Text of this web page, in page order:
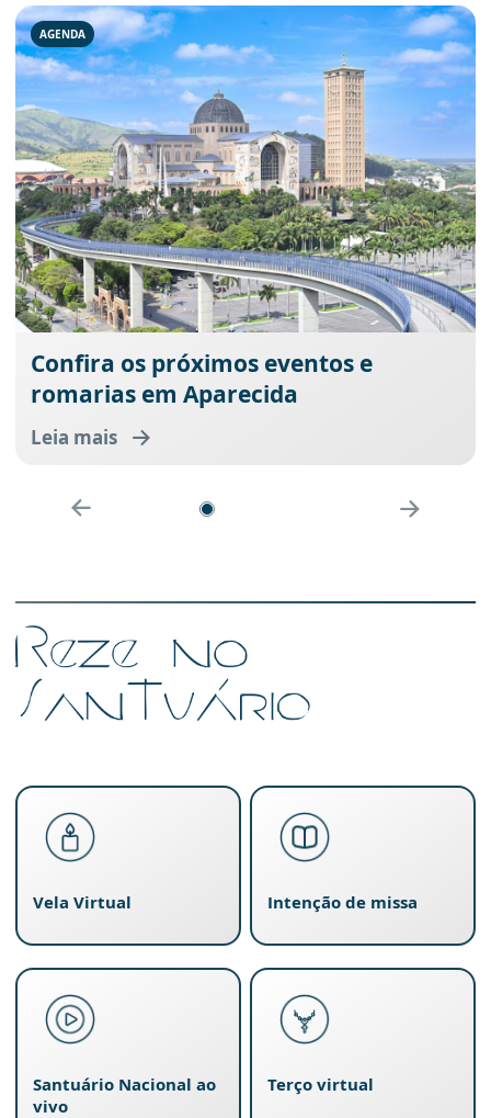
AGENDA
Confira os próximos eventos e
romarias em Aparecida
Leia mais
Vela Virtual Intenção de missa
Santuário Nacional ao
vivo
Terço virtual